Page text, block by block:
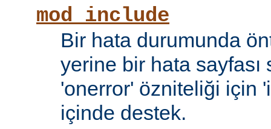
mod_include
Bir hata durumunda
yerine bir hata sayfası
'onerror' özniteliği için
içinde destek.